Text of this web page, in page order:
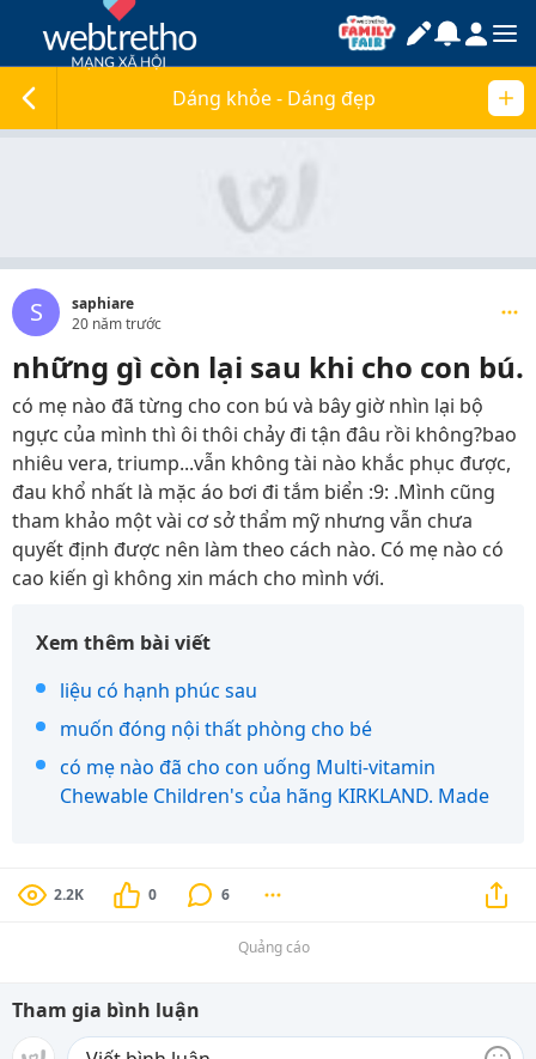
Dáng khỏe - Dáng đẹp
S
saphiare
20 năm trước
những gì còn lại sau khi cho con bú.
có mẹ nào đã từng cho con bú và bây giờ nhìn lại bộ
ngực của mình thì ôi thôi chảy đi tận đâu rồi không?bao
nhiêu vera, triump...vẫn không tài nào khắc phục được,
đau khổ nhất là mặc áo bơi đi tắm biển :9: .Mình cũng
tham khảo một vài cơ sở thẩm mỹ nhưng vẫn chưa
quyết định được nên làm theo cách nào. Có mẹ nào có
cao kiến gì không xin mách cho mình với.
Xem thêm bài viết
liệu có hạnh phúc sau
muốn đóng nội thất phòng cho bé
có mẹ nào đã cho con uống Multi-vitamin
Chewable Children's của hãng KIRKLAND. Made
2.2K 0 6
Quảng cáo
Tham gia bình luận